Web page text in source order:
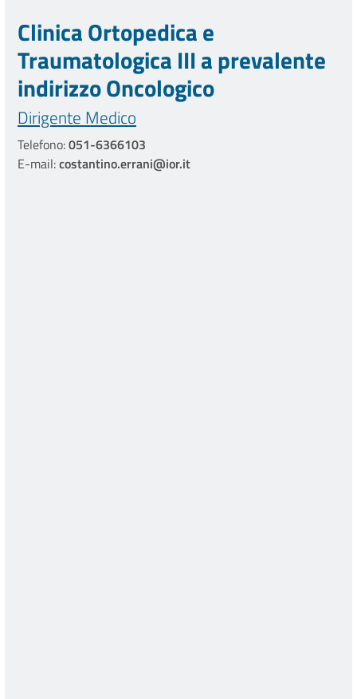
Clinica Ortopedica e
Traumatologica III a prevalente
indirizzo Oncologico
Dirigente Medico
Telefono:051-6366103
E-mail:costantino.errani@ior.it